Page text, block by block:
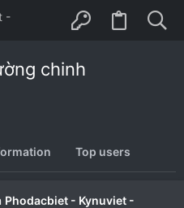
chinh
Top users
Phodacbiet - Kynuviet -